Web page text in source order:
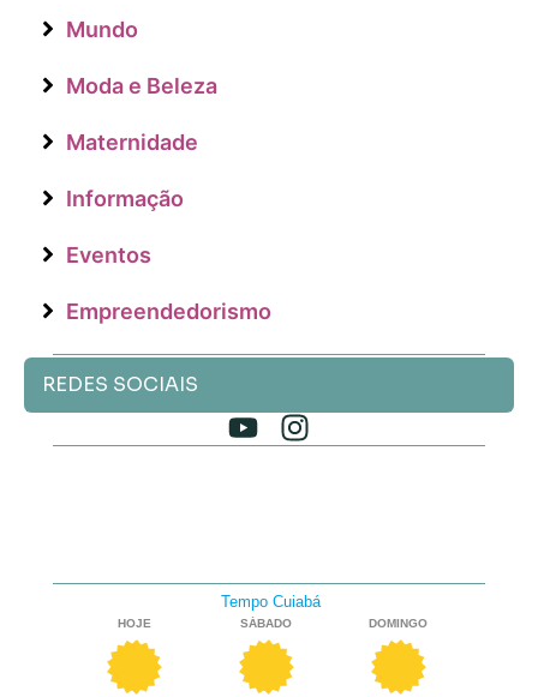
Mundo
Moda e Beleza
Maternidade
Informação
Eventos
Empreendedorismo
REDES SOCIAIS